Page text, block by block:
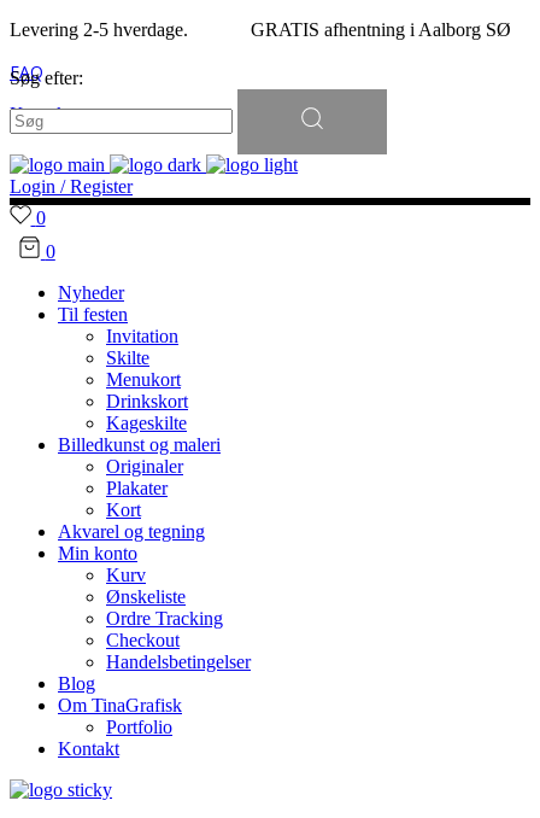
Levering 2-5 hverdage. GRATIS afhentning i Aalborg SØ
FAQ
Kontakt
Søg efter:
Login / Register
0
0
Nyheder
Til festen
Invitation
Skilte
Menukort
Drinkskort
Kageskilte
Billedkunst og maleri
Originaler
Plakater
Kort
Akvarel og tegning
Min konto
Kurv
Ønskeliste
Ordre Tracking
Checkout
Handelsbetingelser
Blog
Om TinaGrafisk
Portfolio
Kontakt